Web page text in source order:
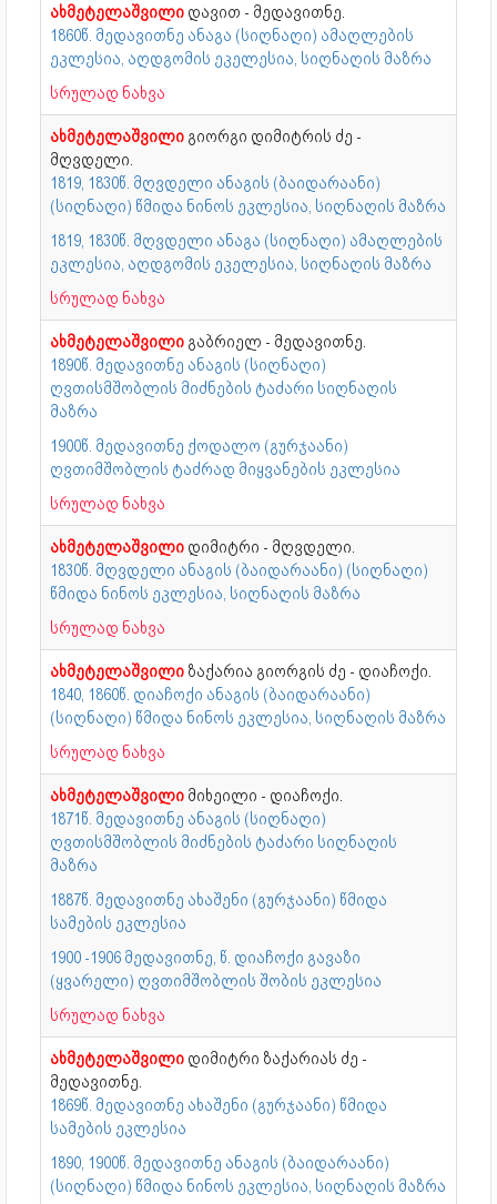
ახმეტელაშვილი დავით - მედავითნე.
1860წ. მედავითნე ანაგა (სიღნაღი) ამაღლების
ეკლესია, აღდგომის ეკელესია, სიღნაღის მაზრა
სრულად ნახვა
ახმეტელაშვილი გიორგი დიმიტრის ძე -
მღვდელი.
1819, 1830წ. მღვდელი ანაგის (ბაიდარაანი)
(სიღნაღი) წმიდა ნინოს ეკლესია, სიღნაღის მაზრა
1819, 1830წ. მღვდელი ანაგა (სიღნაღი) ამაღლების
ეკლესია, აღდგომის ეკელესია, სიღნაღის მაზრა
სრულად ნახვა
ახმეტელაშვილი გაბრიელ - მედავითნე.
1890წ. მედავითნე ანაგის (სიღნაღი)
ღვთისმშობლის მიძნების ტაძარი სიღნაღის
მაზრა
1900წ. მედავითნე ქოდალო (გურჯაანი)
ღვთიმშობლის ტაძრად მიყვანების ეკლესია
სრულად ნახვა
ახმეტელაშვილი დიმიტრი - მღვდელი.
1830წ. მღვდელი ანაგის (ბაიდარაანი) (სიღნაღი)
წმიდა ნინოს ეკლესია, სიღნაღის მაზრა
სრულად ნახვა
ახმეტელაშვილი ზაქარია გიორგის ძე - დიაჩოქი.
1840, 1860წ. დიაჩოქი ანაგის (ბაიდარაანი)
(სიღნაღი) წმიდა ნინოს ეკლესია, სიღნაღის მაზრა
სრულად ნახვა
ახმეტელაშვილი მიხეილი - დიაჩოქი.
1871წ. მედავითნე ანაგის (სიღნაღი)
ღვთისმშობლის მიძნების ტაძარი სიღნაღის
მაზრა
1887წ. მედავითნე ახაშენი (გურჯაანი) წმიდა
სამების ეკლესია
1900 -1906 მედავითნე, წ. დიაჩოქი გავაზი
(ყვარელი) ღვთიმშობლის შობის ეკლესია
სრულად ნახვა
ახმეტელაშვილი დიმიტრი ზაქარიას ძე -
მედავითნე.
1869წ. მედავითნე ახაშენი (გურჯაანი) წმიდა
სამების ეკლესია
1890, 1900წ. მედავითნე ანაგის (ბაიდარაანი)
(სიღნაღი) წმიდა ნინოს ეკლესია, სიღნაღის მაზრა